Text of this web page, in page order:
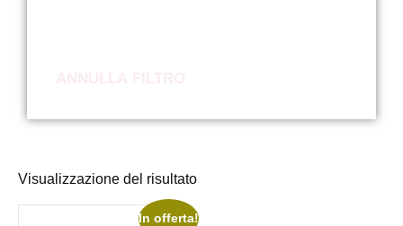
Visualizzazione del risultato
In offerta!